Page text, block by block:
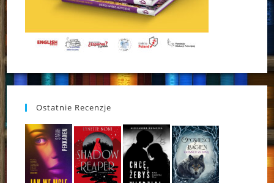
Ostatnie Recenzje